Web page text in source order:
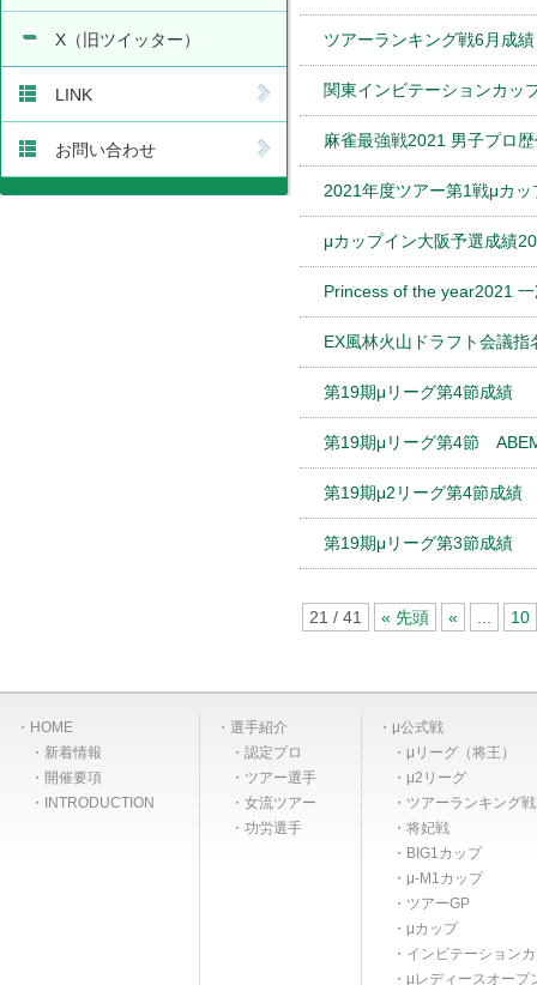
ツアーランキング戦6月成績
関東インビテーションカッ
麻雀最強戦2021 男子プロ
2021年度ツアー第1戦μカ
μカップイン大阪予選成績
Princess of the year2021
EX風林火山ドラフト会議
第19期μリーグ第4節成績
第19期μリーグ第4節
第19期μ2リーグ第4節成績
第19期μリーグ第3節成績
21 / 41 « 先頭 « 10
X（旧ツイッター）
LINK
お問い合わせ
HOME
新着情報
開催要項
INTRODUCTION
選手紹介
認定プロ
ツアー選手
女流ツアー
功労選手
μ公式戦
μリーグ（将王）
μ2リーグ
ツアーランキング
将妃戦
BIG1カップ
μ-M1カップ
ツアーGP
μカップ
インビテーション
μレディースオープ